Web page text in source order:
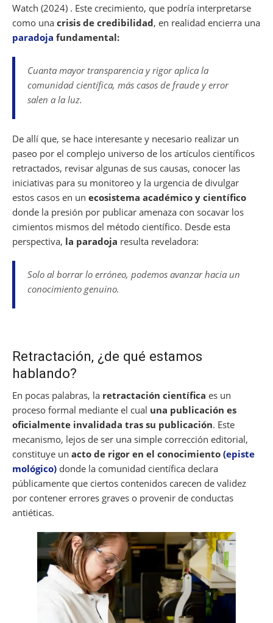
Watch (2024) . Este crecimiento, que podría interpretarse
como una crisis de credibilidad, en realidad encierra una
paradoja fundamental:
Cuanta mayor transparencia y rigor aplica la
comunidad científica, más casos de fraude y error
salen a la luz.
De allí que, se hace interesante y necesario realizar un
paseo por el complejo universo de los artículos científicos
retractados, revisar algunas de sus causas, conocer las
iniciativas para su monitoreo y la urgencia de divulgar
estos casos en un ecosistema académico y científico
donde la presión por publicar amenaza con socavar los
cimientos mismos del método científico. Desde esta
perspectiva, la paradoja resulta reveladora:
Solo al borrar lo erróneo, podemos avanzar hacia un
conocimiento genuino.
Retractación, ¿de qué estamos
hablando?
En pocas palabras, la retractación científica es un
proceso formal mediante el cual una publicación es
oficialmente invalidada tras su publicación. Este
mecanismo, lejos de ser una simple corrección editorial,
constituye un acto de rigor en el conocimiento (episte
mológico) donde la comunidad científica declara
públicamente que ciertos contenidos carecen de validez
por contener errores graves o provenir de conductas
antiéticas.